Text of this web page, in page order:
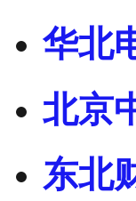
华北
北京
东北